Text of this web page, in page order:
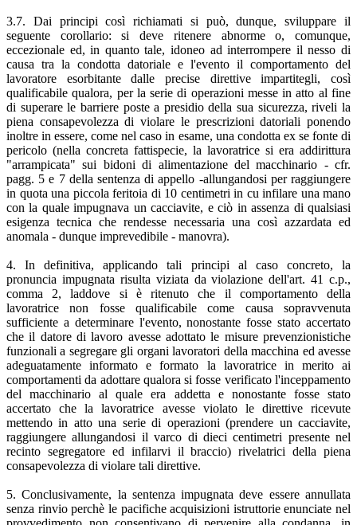
3.7. Dai principi così richiamati si può, dunque, sviluppare il
seguente corollario: si deve ritenere abnorme o, comunque,
eccezionale ed, in quanto tale, idoneo ad interrompere il nesso di
causa tra la condotta datoriale e l'evento il comportamento del
lavoratore esorbitante dalle precise direttive impartitegli, così
qualificabile qualora, per la serie di operazioni messe in atto al fine
di superare le barriere poste a presidio della sua sicurezza, riveli la
piena consapevolezza di violare le prescrizioni datoriali ponendo
inoltre in essere, come nel caso in esame, una condotta ex se fonte di
pericolo (nella concreta fattispecie, la lavoratrice si era addirittura
"arrampicata" sui bidoni di alimentazione del macchinario - cfr.
pagg. 5 e 7 della sentenza di appello -allungandosi per raggiungere
in quota una piccola feritoia di 10 centimetri in cu infilare una mano
con la quale impugnava un cacciavite, e ciò in assenza di qualsiasi
esigenza tecnica che rendesse necessaria una così azzardata ed
anomala - dunque imprevedibile - manovra).
4. In definitiva, applicando tali principi al caso concreto, la
pronuncia impugnata risulta viziata da violazione dell'art. 41 c.p.,
comma 2, laddove si è ritenuto che il comportamento della
lavoratrice non fosse qualificabile come causa sopravvenuta
sufficiente a determinare l'evento, nonostante fosse stato accertato
che il datore di lavoro avesse adottato le misure prevenzionistiche
funzionali a segregare gli organi lavoratori della macchina ed avesse
adeguatamente informato e formato la lavoratrice in merito ai
comportamenti da adottare qualora si fosse verificato l'inceppamento
del macchinario al quale era addetta e nonostante fosse stato
accertato che la lavoratrice avesse violato le direttive ricevute
mettendo in atto una serie di operazioni (prendere un cacciavite,
raggiungere allungandosi il varco di dieci centimetri presente nel
recinto segregatore ed infilarvi il braccio) rivelatrici della piena
consapevolezza di violare tali direttive.
5. Conclusivamente, la sentenza impugnata deve essere annullata
senza rinvio perchè le pacifiche acquisizioni istruttorie enunciate nel